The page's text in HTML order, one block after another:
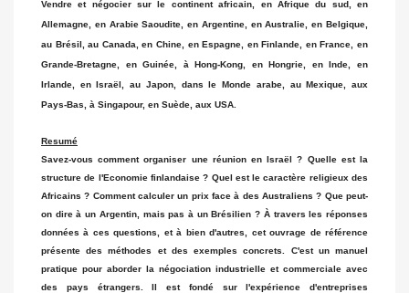
Vendre et négocier sur le continent africain, en Afrique du sud, en
Allemagne, en Arabie Saoudite, en Argentine, en Australie, en Belgique,
au Brésil, au Canada, en Chine, en Espagne, en Finlande, en France, en
Grande-Bretagne, en Guinée, à Hong-Kong, en Hongrie, en Inde, en
Irlande, en Israël, au Japon, dans le Monde arabe, au Mexique, aux
Pays-Bas, à Singapour, en Suède, aux USA.
Resumé
Savez-vous comment organiser une réunion en Israël ? Quelle est la
structure de l'Economie finlandaise ? Quel est le caractère religieux des
Africains ? Comment calculer un prix face à des Australiens ? Que peut-
on dire à un Argentin, mais pas à un Brésilien ? À travers les réponses
données à ces questions, et à bien d'autres, cet ouvrage de référence
présente des méthodes et des exemples concrets. C'est un manuel
pratique pour aborder la négociation industrielle et commerciale avec
des pays étrangers. Il est fondé sur l'expérience d'entreprises